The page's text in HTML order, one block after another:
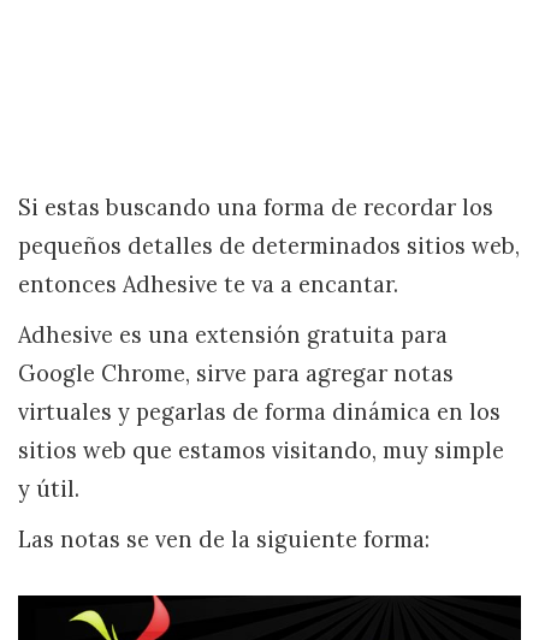
Si estas buscando una forma de recordar los
pequeños detalles de determinados sitios web,
entonces Adhesive te va a encantar.
Adhesive es una extensión gratuita para
Google Chrome, sirve para agregar notas
virtuales y pegarlas de forma dinámica en los
sitios web que estamos visitando, muy simple
y útil.
Las notas se ven de la siguiente forma: